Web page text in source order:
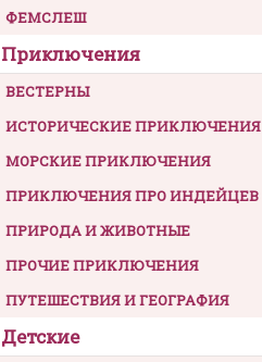
ФЕМСЛЕШ
Приключения
ВЕСТЕРНЫ
ИСТОРИЧЕСКИЕ ПРИКЛЮЧЕНИЯ
МОРСКИЕ ПРИКЛЮЧЕНИЯ
ПРИКЛЮЧЕНИЯ ПРО ИНДЕЙЦЕВ
ПРИРОДА И ЖИВОТНЫЕ
ПРОЧИЕ ПРИКЛЮЧЕНИЯ
ПУТЕШЕСТВИЯ И ГЕОГРАФИЯ
Детские